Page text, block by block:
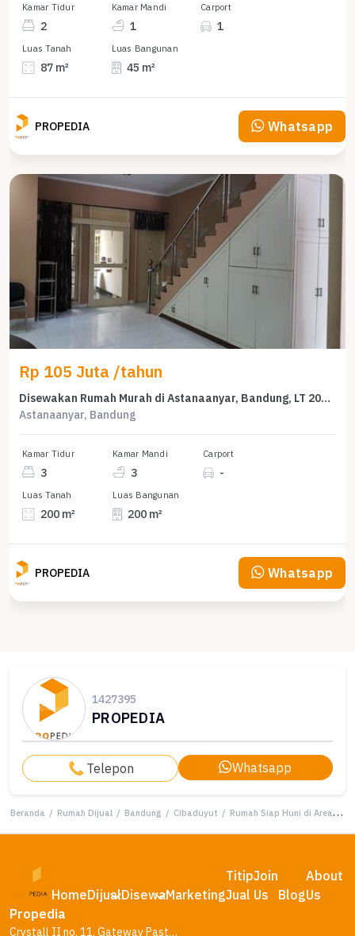
Kamar Tidur
2
Kamar Mandi
1
Carport
1
Luas Tanah
87 m²
Luas Bangunan
45 m²
PROPEDIA Whatsapp
Rp 105 Juta /tahun
Disewakan Rumah Murah di Astanaanyar, Bandung, LT 200m²
Astanaanyar, Bandung
Kamar Tidur
3
Kamar Mandi
3
Carport
-
Luas Tanah
200 m²
Luas Bangunan
200 m²
PROPEDIA Whatsapp
1427395
PROPEDIA
Telepon Whatsapp
Beranda / Rumah Dijual / Bandung / Cibaduyut / Rumah Siap Huni di Area Cibaduyut, Bandung, LT 90m²
HomeDijualDisewaMarketing
Titip
Jual
Join
Us
Blog
About
Us
Propedia
Crystall II no. 11, Gateway Pasteur Residence, Bandung – Jawa Barat